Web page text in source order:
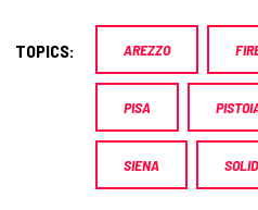
TOPICS: AREZZO
PISA
SIENA